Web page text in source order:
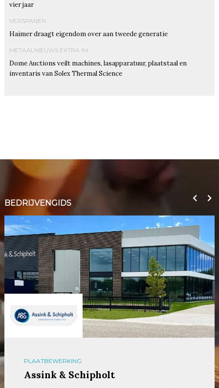
vier jaar
VERSPANEN
Haimer draagt eigendom over aan tweede generatie
METAALNIEUWS EXTRA IM
Dome Auctions veilt machines, lasapparatuur, plaatstaal en
inventaris van Solex Thermal Science
BEDRIJVENGIDS
PLAATBEWERKING
Assink & Schipholt